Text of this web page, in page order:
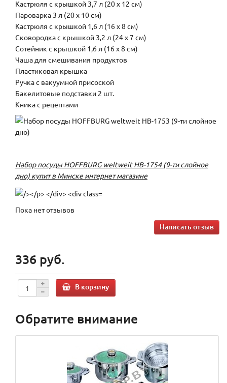
Кастрюля с крышкой 3,7 л (20 х 12 см)
Пароварка 3 л (20 х 10 см)
Кастрюля с крышкой 1,6 л (16 х 8 см)
Сковородка с крышкой 3,2 л (24 х 7 см)
Сотейник с крышкой 1,6 л (16 х 8 см)
Чаша для смешивания продуктов
Пластиковая крышка
Ручка с вакуумной присоской
Бакелитовые подставки 2 шт.
Кника с рецептами
Набор посуды HOFFBURG weltweit HB-1754 (9-ти слойное
дно) купит в Минске интернет магазине
Пока нет отзывов
Написать отзыв
336 руб.
В корзину
Обратите внимание